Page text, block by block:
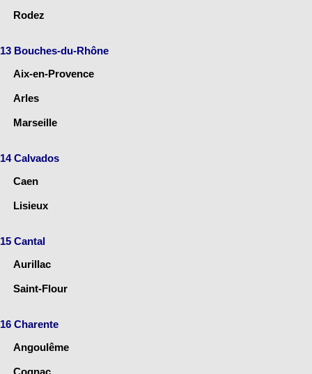
Rodez
13 Bouches-du-Rhône
Aix-en-Provence
Arles
Marseille
14 Calvados
Caen
Lisieux
15 Cantal
Aurillac
Saint-Flour
16 Charente
Angoulême
Cognac